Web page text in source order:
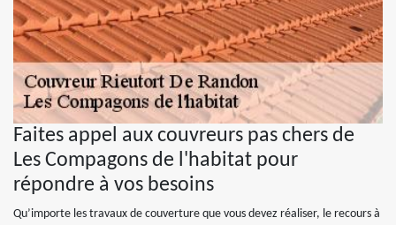
Faites appel aux couvreurs pas chers de
Les Compagons de l'habitat pour
répondre à vos besoins
Qu’importe les travaux de couverture que vous devez réaliser, le recours à